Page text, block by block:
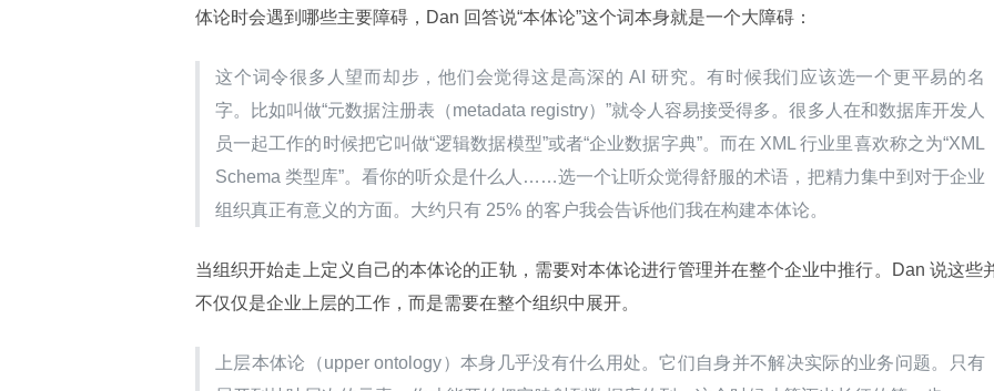
体论时会遇到哪些主要障碍，Dan 回答说“本体论”这个词本身就是一个大障碍：
这个词令很多人望而却步，他们会觉得这是高深的 AI 研究。有时候我们应该选一个更平易的名
字。比如叫做“元数据注册表（metadata registry）”就令人容易接受得多。很多人在和数据库开发人
员一起工作的时候把它叫做“逻辑数据模型”或者“企业数据字典”。而在 XML 行业里喜欢称之为“XML
Schema 类型库”。看你的听众是什么人……选一个让听众觉得舒服的术语，把精力集中到对于企业
组织真正有意义的方面。大约只有 25% 的客户我会告诉他们我在构建本体论。
当组织开始走上定义自己的本体论的正轨，需要对本体论进行管理并在整个企业中推行。Dan 说这些
不仅仅是企业上层的工作，而是需要在整个组织中展开。
上层本体论（upper ontology）本身几乎没有什么用处。它们自身并不解决实际的业务问题。只有